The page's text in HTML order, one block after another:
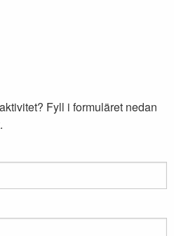
Fyll i formuläret nedan